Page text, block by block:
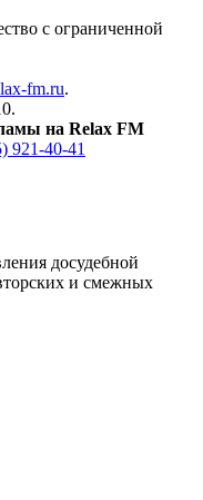
с ограниченной
fm.ru.
на Relax FM
921-40-41
досудебной
и смежных